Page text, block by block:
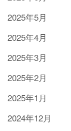
2025年5月
2025年4月
2025年3月
2025年2月
2025年1月
2024年12月